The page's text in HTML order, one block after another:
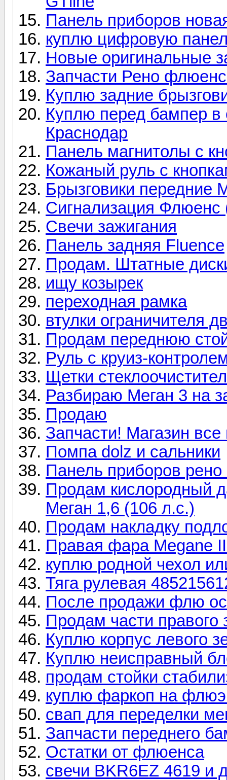
Панель приборов
куплю цифровую
Новые оригинальные
Запчасти Рено
Куплю задние
Куплю перед бампер в
Краснодар
Панель магнитолы с
Кожаный руль с
Брызговики передние
Сигнализация Флюенс
Cвечи зажигания
Панель задняя Fluence
Продам. Штатные
ищу козырек
переходная рамка
втулки ограничителя
Продам переднюю
Руль с круиз-
Щетки
Разбираю Меган 3 на
Продаю
Запчасти! Магазин
Помпа dolz и сальники
Панель приборов
Продам кислородный
Меган 1,6 (106 л.с.)
Продам накладку
Правая фара Megane
куплю родной чехол
Тяга рулевая
После продажи флю
Продам части
Куплю корпус левого
Куплю неисправный
продам стойки
куплю фаркоп на
свап для переделки
Запчасти переднего
Остатки от флюенса
свечи BKR6EZ 4619 и